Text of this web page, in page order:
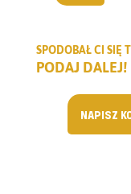
SPODOBAŁ CI SIĘ
PODAJ DALEJ!
NAPISZ